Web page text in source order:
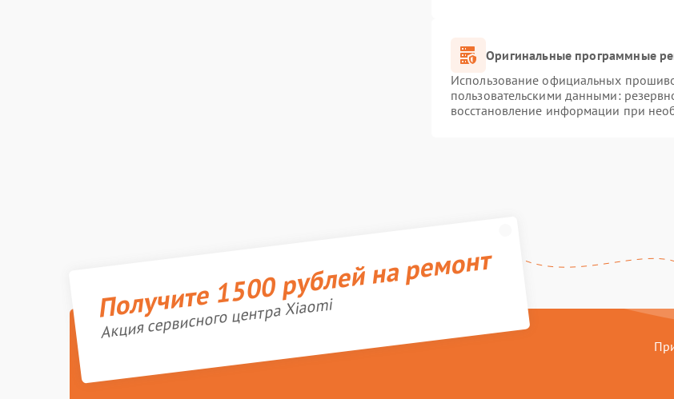
Оригинальные программные
Использование официальных
пользовательскими данными:
восстановление информации при
Получите 1500 рублей на ремонт
Акция сервисного центра Xiaomi